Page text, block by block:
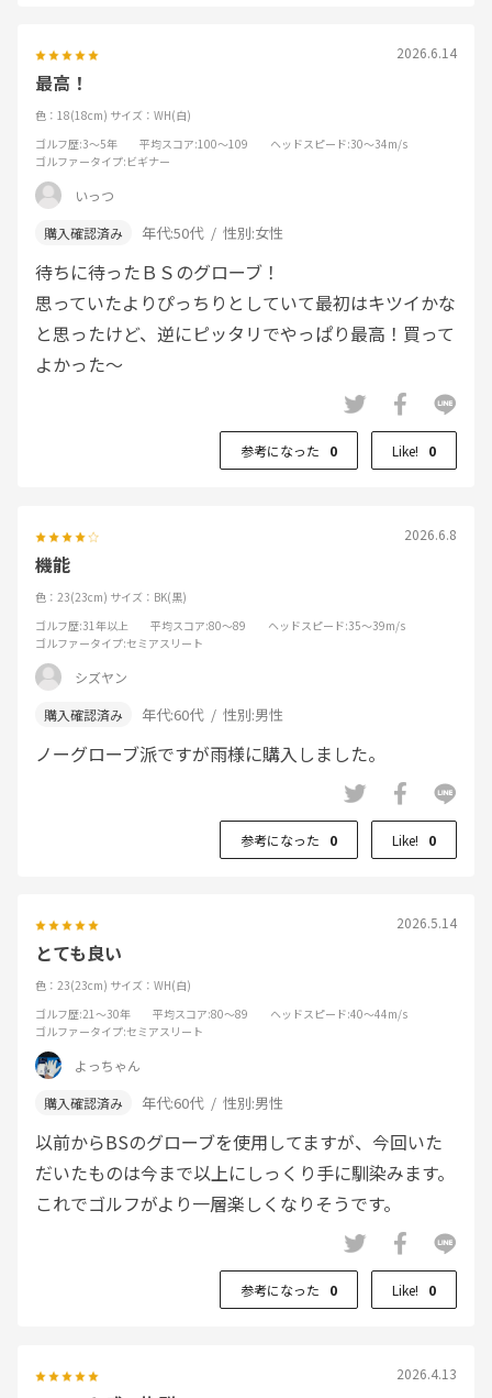
2026.6.14
最高！
色：18(18cm) サイズ：WH(白)
ゴルフ歴:3～5年 平均スコア:100～109 ヘッドスピード:30～34m/s
ゴルファータイプ:ビギナー
いっつ
年代:50代 性別:女性
待ちに待ったＢＳのグローブ！
思っていたよりぴっちりとしていて最初はキツイかな
と思ったけど、逆にピッタリでやっぱり最高！買って
よかった～
参考になった 0 Like! 0
2026.6.8
機能
色：23(23cm) サイズ：BK(黒)
ゴルフ歴:31年以上 平均スコア:80～89 ヘッドスピード:35～39m/s
ゴルファータイプ:セミアスリート
シズヤン
年代:60代 性別:男性
ノーグローブ派ですが雨様に購入しました。
参考になった 0 Like! 0
2026.5.14
とても良い
色：23(23cm) サイズ：WH(白)
ゴルフ歴:21～30年 平均スコア:80～89 ヘッドスピード:40～44m/s
ゴルファータイプ:セミアスリート
よっちゃん
年代:60代 性別:男性
以前からBSのグローブを使用してますが、今回いた
だいたものは今まで以上にしっくり手に馴染みます。
これでゴルフがより一層楽しくなりそうです。
参考になった 0 Like! 0
2026.4.13